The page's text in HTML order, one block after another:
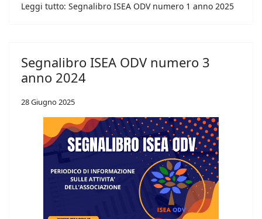
Leggi tutto: Segnalibro ISEA ODV numero 1 anno 2025
Segnalibro ISEA ODV numero 3
anno 2024
28 Giugno 2025